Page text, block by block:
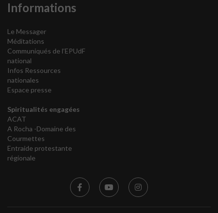
Informations
Le Messager
Méditations
Communiqués de l’EPUdF
national
Infos Ressources
nationales
Espace presse
Spiritualités engagées
ACAT
A Rocha -Domaine des
Courmettes
Entraide protestante
régionale